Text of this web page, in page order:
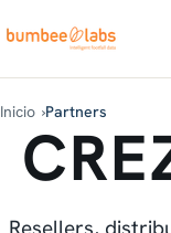
Inicio Partners